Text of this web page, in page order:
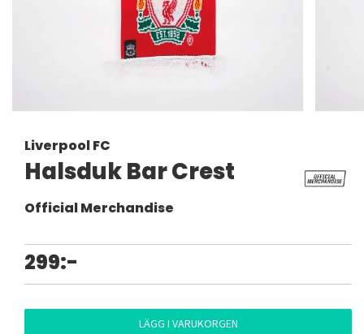
Liverpool FC
Halsduk Bar Crest
Official Merchandise
299:-
LÄGG I VARUKORGEN